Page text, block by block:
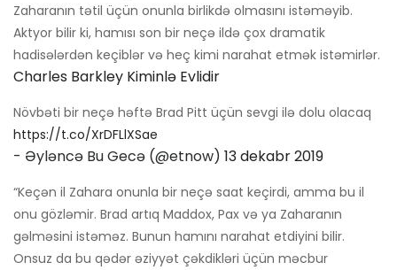
Zaharanın tətil üçün onunla birlikdə olmasını istəməyib.
Aktyor bilir ki, hamısı son bir neçə ildə çox dramatik
hadisələrdən keçiblər və heç kimi narahat etmək istəmirlər.
Charles Barkley Kiminlə Evlidir
Növbəti bir neçə həftə Brad Pitt üçün sevgi ilə dolu olacaq
https://t.co/XrDFLlXSae
- Əyləncə Bu Gecə (@etnow) 13 dekabr 2019
“Keçən il Zahara onunla bir neçə saat keçirdi, amma bu il
onu gözləmir. Brad artıq Maddox, Pax və ya Zaharanın
gəlməsini istəməz. Bunun hamını narahat etdiyini bilir.
Onsuz da bu qədər əziyyət çəkdikləri üçün məcbur